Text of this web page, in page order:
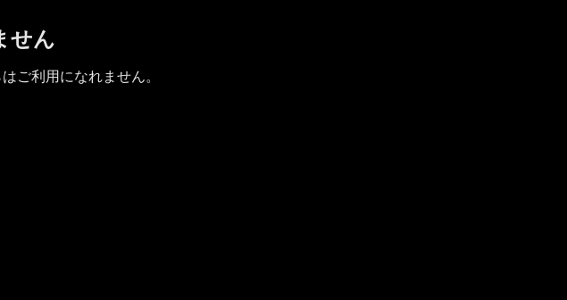
せん
ご利用になれません。